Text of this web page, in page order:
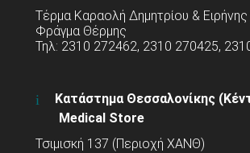
Τέρμα Καραολή Δημητρίου & Ειρήνης
Φράγμα Θέρμης
Τηλ: 2310 272462, 2310 270425,
Κατάστημα Θεσσαλονίκης
Medical Store
Τσιμισκή 137 (Περιοχή ΧΑΝΘ)